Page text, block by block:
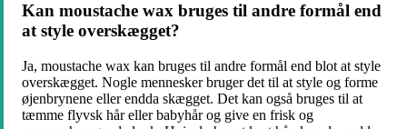
Kan moustache wax bruges til andre formål end
at style overskægget?
Ja, moustache wax kan bruges til andre formål end blot at style
overskægget. Nogle mennesker bruger det til at style og forme
øjenbrynene eller endda skægget. Det kan også bruges til at
tæmme flyvsk hår eller babyhår og give en frisk og